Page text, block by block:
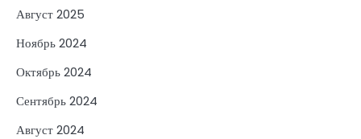
Август 2025
Ноябрь 2024
Октябрь 2024
Сентябрь 2024
Август 2024